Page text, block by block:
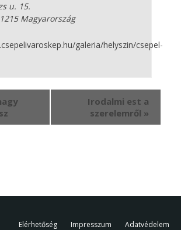
u. 15.
1215 Magyarország
galeria/helyszin/csepel-
Irodalmi est a
szerelemről »
Elérhetőség
Impresszum Adatvédelem